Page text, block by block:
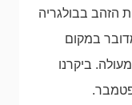
הזהב בבולגריה
במקום
ביקרנו